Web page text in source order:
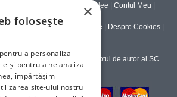
Calitatea Tablourilor Giclee Contul Meu
Tablouri la Comanda
| Politica de Confidentialitate Despre Cookies
- Textele şi imaginile sub dreptul de autor al SC
ArtInvest SRL
×
folosește
a personaliza
și pentru a ne analiza
împărtășim
site-ului nostru